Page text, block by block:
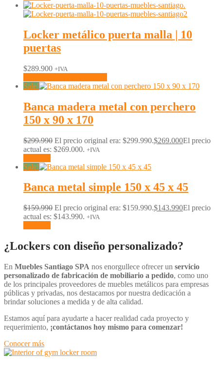
Locker metálico puerta malla | 10
puertas
$289.900 +IVA
Sale!
Banca madera metal con perchero
150 x 90 x 170
$299.990 El precio original era: $299.990.$269.000El precio
actual es: $269.000. +IVA
Sale!
Banca metal simple 150 x 45 x 45
$159.990 El precio original era: $159.990.$143.990El precio
actual es: $143.990. +IVA
¿Lockers con diseño personalizado?
En Muebles Santiago SPA nos enorgullece ofrecer un servicio
personalizado de fabricación de mobiliario a pedido, como uno
de los principales proveedores de muebles metálicos para empresas
públicas y privadas, nos destacamos por nuestra dedicación a
brindar soluciones a medida y de alta calidad.
Estamos aquí para ayudarte a hacer realidad cada proyecto y
requerimiento, ¡contáctanos hoy mismo para comenzar!
Conocer más